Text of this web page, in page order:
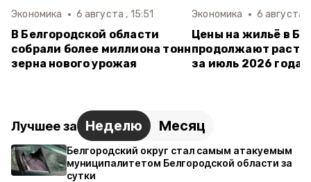
Экономика 6 августа , 15:51
В Белгородской области
собрали более миллиона тонн
зерна нового урожая
Экономика 6 августа
Цены на жильё в
продолжают
за июль 2026 года
Лучшее за Неделю Месяц
Белгородский округ стал самым атакуемым
муниципалитетом Белгородской области за
сутки